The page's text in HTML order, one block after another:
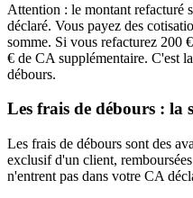
Attention : le montant refacturé
déclaré. Vous payez des
somme. Si vous refacturez 200
€ de CA supplémentaire. C'est
débours.
Les frais de débours : la
Les frais de débours sont des
exclusif d'un client,
n'entrent pas dans votre CA